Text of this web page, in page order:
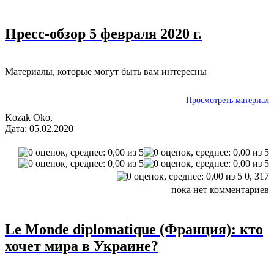
Пресс-обзор 5 февраля 2020 г.
Материалы, которые могут быть вам интересны
Просмотреть материал
Kozak Oko,
Дата: 05.02.2020
0, 317
пока нет комментариев
Le Monde diplomatique (Франция): кто
хочет мира в Украине?